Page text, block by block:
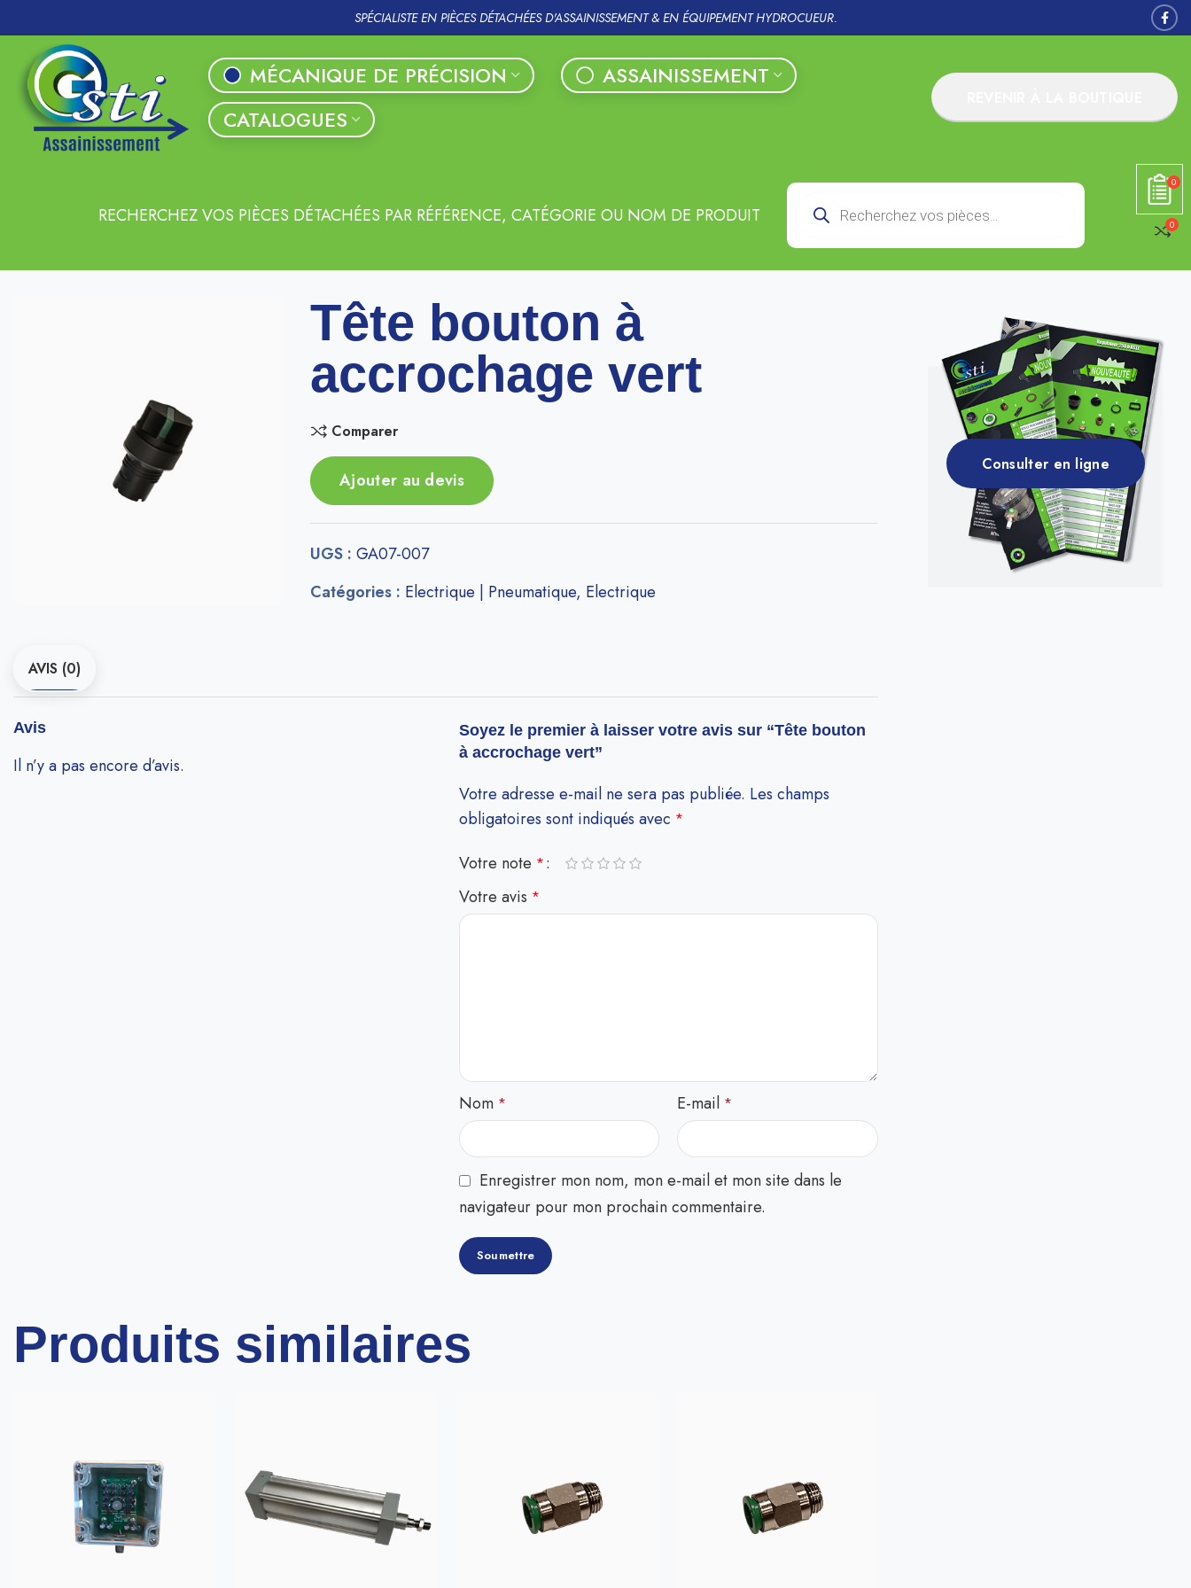
SPÉCIALISTE EN PIÈCES DÉTACHÉES D'ASSAINISSEMENT & EN ÉQUIPEMENT HYDROCUEUR.
MÉCANIQUE DE PRÉCISION
ASSAINISSEMENT
CATALOGUES
RECHERCHEZ VOS PIÈCES DÉTACHÉES PAR RÉFÉRENCE, CATÉGORIE OU NOM DE PRODUIT
0
0
Tête bouton à
accrochage vert
Comparer
Ajouter au devis
UGS :GA07-007
Catégories : Electrique | Pneumatique, Electrique
AVIS (0)
Avis
Il n’y a pas encore d’avis.
Soyez le premier à laisser votre avis sur “Tête bouton
à accrochage vert”
Votre adresse e-mail ne sera pas publiée. Les champs
obligatoires sont indiqués avec *
Votre note *
Votre avis *
Nom * E-mail *
Enregistrer mon nom, mon e-mail et mon site dans le
navigateur pour mon prochain commentaire.
Produits similaires
Consulter en ligne